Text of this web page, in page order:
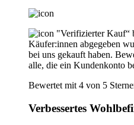
"Verifizierter Kauf“
Käufer:innen abgegeben
bei uns gekauft haben.
alle, die ein Kundenkonto
Bewertet mit 4 von 5
Verbessertes